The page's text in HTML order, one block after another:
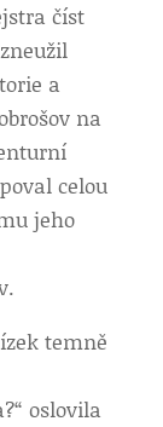
číst
a
na
celou
jeho
temně
oslovila